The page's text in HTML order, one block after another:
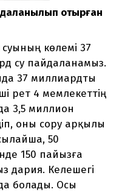
отырған
суының көлемі 37
су пайдаланамыз.
37 миллиардты
рет 4 мемлекеттің
3,5 миллион
оны сору арқылы
50
150 пайызға
дария. Келешегі
болады. Осы